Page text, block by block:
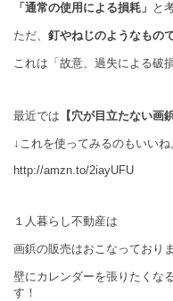
「通常の使用による損耗」 と
ただ、 釘やねじのようなもの
これは「故意、過失による破
最近では 【穴が目立たない画鋲
↓これを使ってみるのもいいね
http://amzn.to/2iayUFU
１人暮らし不動産は
画鋲の販売はおこなっており
壁にカレンダーを張りたくな
す！